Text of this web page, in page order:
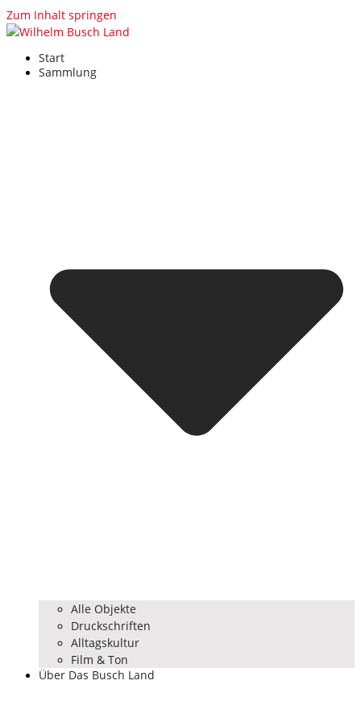
Zum Inhalt springen
Start
Sammlung
Alle Objekte
Druckschriften
Alltagskultur
Film & Ton
Über Das Busch Land